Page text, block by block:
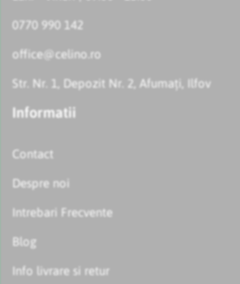
0770 990 142
office@celino.ro
Str. Nr. 1, Depozit Nr. 2, Afumați, Ilfov
Informatii
Contact
Despre noi
Intrebari Frecvente
Blog
Info livrare si retur